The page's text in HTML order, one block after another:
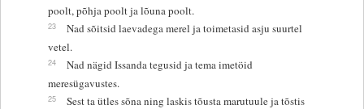
poolt, põhja poolt ja lõuna poolt.
23
Nad sõitsid laevadega merel ja toimetasid asju suurtel
vetel.
24
Nad nägid Issanda tegusid ja tema imetöid
meresügavustes.
25
Sest ta ütles sõna ning laskis tõusta marutuule ja tõstis